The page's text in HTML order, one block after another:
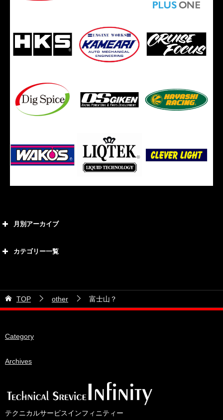
月別アーカイブ
2026年5月
2026年4月
2026年2月
2025年11月
カテゴリー一覧
21号車
28号車
TOP other 富士山？
Category
Archives
テクニカルサービスインフィニティー